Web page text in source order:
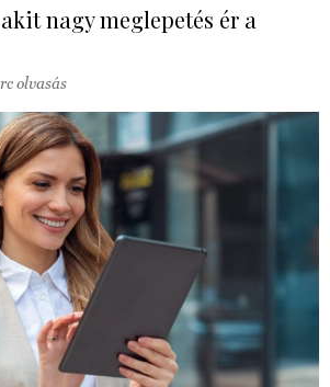
nagy meglepetés ér a
olvasás